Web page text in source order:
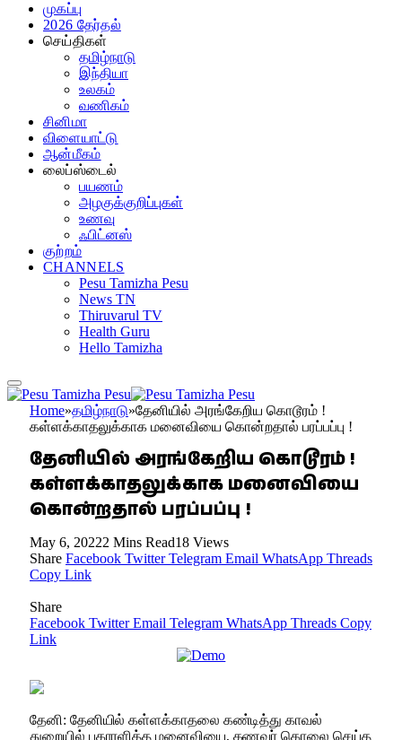
முகப்பு
2026 தேர்தல்
செய்திகள்
தமிழ்நாடு
இந்தியா
உலகம்
வணிகம்
சினிமா
விளையாட்டு
ஆன்மீகம்
லைப்ஸ்டைல்
பயணம்
அழகுக்குறிப்புகள்
உணவு
ஃபிட்னஸ்
குற்றம்
CHANNELS
Pesu Tamizha Pesu
News TN
Thiruvarul TV
Health Guru
Hello Tamizha
Home»தமிழ்நாடு»தேனியில் அரங்கேறிய கொடூரம் !
கள்ளக்காதலுக்காக மனைவியை கொன்றதால் பரப்பப்பு !
தேனியில் அரங்கேறிய கொடூரம் !
கள்ளக்காதலுக்காக மனைவியை
கொன்றதால் பரப்பப்பு !
May 6, 20222 Mins Read18 Views
Share Facebook Twitter Telegram Email WhatsApp Threads
Copy Link
Share
Facebook Twitter Email Telegram WhatsApp Threads Copy
Link
தேனி: தேனியில் கள்ளக்காதலை கண்டித்து காவல்
துறையில் புகாரளித்த மனைவியை, கணவர் கொலை செய்த